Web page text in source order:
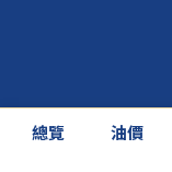
總覽 油價
啟富達